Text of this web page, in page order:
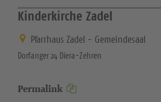
Kinderkirche Zadel
Pfarrhaus Zadel - Gemeindesaal
Dorfanger 24 Diera-Zehren
Permalink